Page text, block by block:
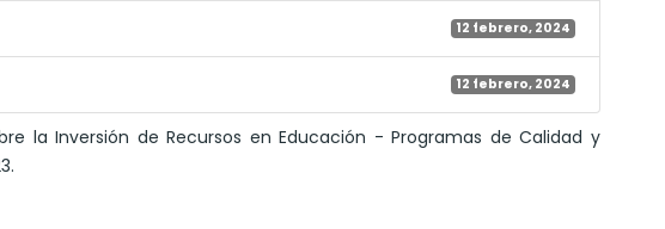
12 febrero, 2024
12 febrero, 2024
la Inversión de Recursos en Educación - Programas de Calidad y